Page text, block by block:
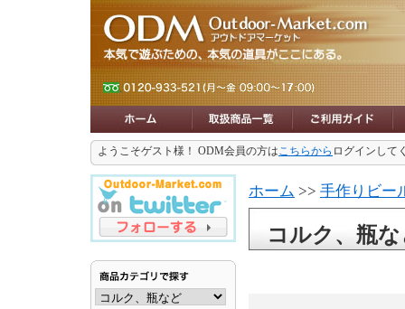
ようこそゲスト様！ ODM会員の方はこちらから ログインして
ホーム >> 手作りビー
コルク、瓶